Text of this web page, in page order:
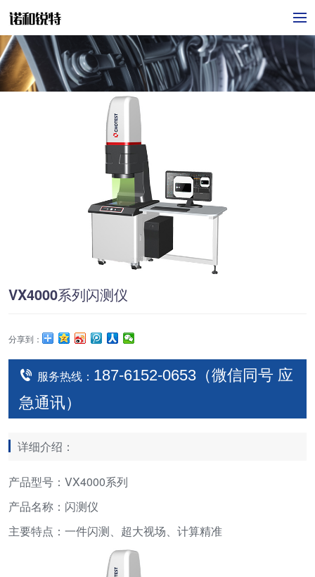
VX4000系列闪测仪
分享到：
服务热线： 187-6152-0653（微信同号 应
急通讯）
详细介绍：
产品型号：VX4000系列
产品名称：闪测仪
主要特点：一件闪测、超大视场、计算精准